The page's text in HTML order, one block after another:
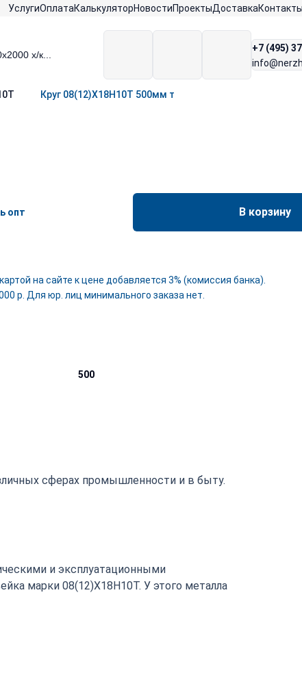
УслугиОплатаКалькуляторНовостиПроектыДоставкаКонтакты
+7 (495)
Круг 08(12)Х18Н10Т 500мм т
опт В корзину
на сайте к цене добавляется 3% (комиссия банка).
р. Для юр. лиц минимального заказа нет.
500
сферах промышленности и в быту.
и эксплуатационными
марки 08(12)Х18Н10Т. У этого металла